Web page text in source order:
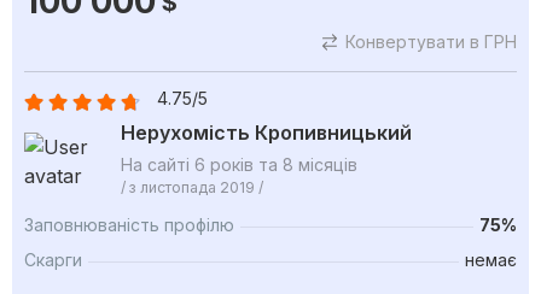
Конвертувати в ГРН
4.75/5
Нерухомість Кропивницький
На сайті 6 років та 8 місяців
/ з листопада 2019 /
Заповнюваність профілю
75%
Скарги
немає